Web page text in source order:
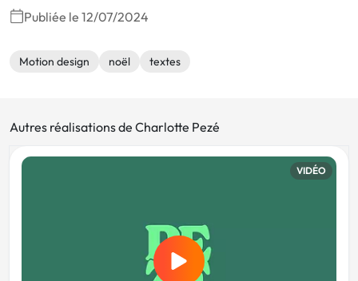
Publiée le 12/07/2024
Motion design noël textes
Autres réalisations de Charlotte Pezé
VIDÉO